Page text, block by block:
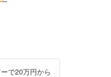
で20万円から